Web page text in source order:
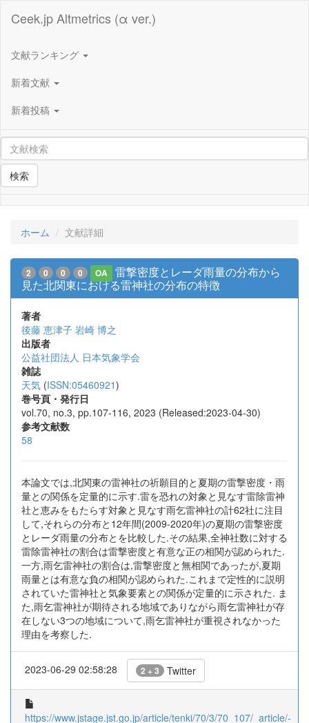
Ceek.jp Altmetrics (α ver.)
文献ランキング
新着文献
新着投稿
検索
ホーム 文献詳細
2 0 0 0 OA
雷撃密度とレーダ雨量の分布から
見た北関東における雷神社の分布の特徴
著者
後藤 恵津子 岩崎 博之
出版者
公益社団法人 日本気象学会
雑誌
天気 (ISSN:05460921)
巻号頁・発行日
vol.70, no.3, pp.107-116, 2023 (Released:2023-04-30)
参考文献数
58
本論文では,北関東の雷神社の祈願目的と夏期の雷撃密度・雨
量との関係を定量的に示す.雷を恐れの対象と見なす雷除雷神
社と恵みをもたらす対象と見なす雨乞雷神社の計62社に注目
して,それらの分布と12年間(2009-2020年)の夏期の雷撃密度
とレーダ雨量の分布とを比較した.その結果,全神社数に対する
雷除雷神社の割合は雷撃密度と有意な正の相関が認められた.
一方,雨乞雷神社の割合は,雷撃密度と無相関であったが,夏期
雨量とは有意な負の相関が認められた.これまで定性的に説明
されていた雷神社と気象要素との関係が定量的に示された. ま
た,雨乞雷神社が期待される地域でありながら雨乞雷神社が存
在しない3つの地域について,雨乞雷神社が重視されなかった
理由を考察した.
2023-06-29 02:58:28 2 + 3 Twitter
https://www.jstage.jst.go.jp/article/tenki/70/3/70_107/_article/-